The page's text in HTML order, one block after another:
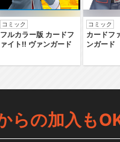
アイカツスターズ！
アイカツスターズ！
ーズン）
コミック
フルカラー版 カードフ
ァイト‼ ヴァンガード
コミック
カードフ
ンガード
らの加入も